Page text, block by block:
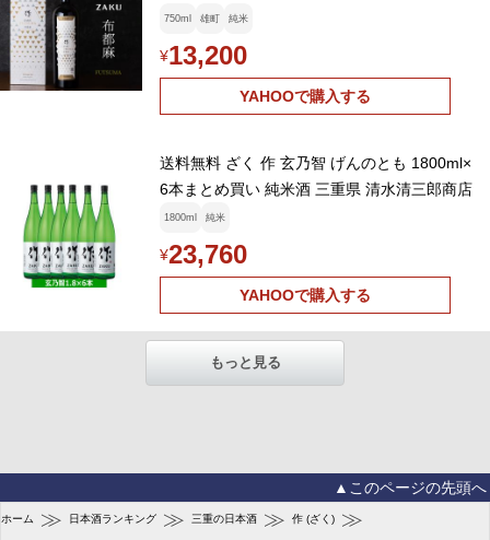
750ml 雄町 純米
¥13,200
YAHOOで購入する
送料無料 ざく 作 玄乃智 げんのとも 1800ml×
6本まとめ買い 純米酒 三重県 清水清三郎商店
1800ml 純米
¥23,760
YAHOOで購入する
もっと見る
▲このページの先頭へ
ホーム ≫ 日本酒ランキング ≫ 三重の日本酒 ≫ 作 (ざく) ≫